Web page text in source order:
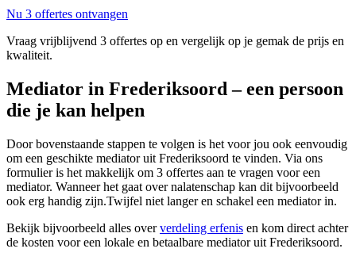
Nu 3 offertes ontvangen
Vraag vrijblijvend 3 offertes op en vergelijk op je gemak de prijs en
kwaliteit.
Mediator in Frederiksoord – een persoon
die je kan helpen
Door bovenstaande stappen te volgen is het voor jou ook eenvoudig
om een geschikte mediator uit Frederiksoord te vinden. Via ons
formulier is het makkelijk om 3 offertes aan te vragen voor een
mediator. Wanneer het gaat over nalatenschap kan dit bijvoorbeeld
ook erg handig zijn.Twijfel niet langer en schakel een mediator in.
Bekijk bijvoorbeeld alles oververdeling erfenis en kom direct achter
de kosten voor een lokale en betaalbare mediator uit Frederiksoord.